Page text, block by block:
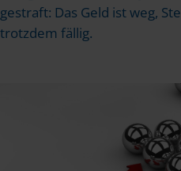
gestraft: Das Geld ist weg,
trotzdem fällig.